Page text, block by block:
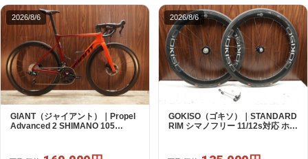
2026/8/6
GIANT（ジャイアント）｜Propel
Advanced 2 SHIMANO 105
2026/8/6
GOKISO（ゴキソ）｜STANDARD
RIM シマノフリー 11/12s対応 ホイ